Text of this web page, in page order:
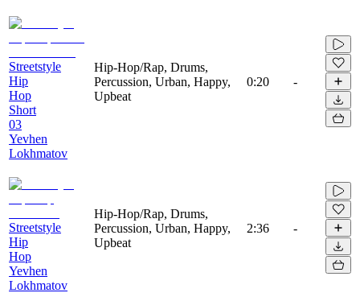
Streetstyle
Hip
Hop
Short
03
Yevhen
Lokhmatov
Hip-Hop/Rap, Drums,
Percussion, Urban, Happy,
Upbeat
0:20 -
Streetstyle
Hip
Hop
Yevhen
Lokhmatov
Hip-Hop/Rap, Drums,
Percussion, Urban, Happy,
Upbeat
2:36 -